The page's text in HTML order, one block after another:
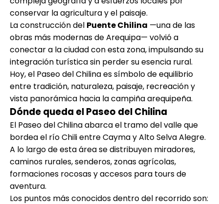
conservar la agricultura y el paisaje.
La construcción del Puente Chilina —una de las
obras más modernas de Arequipa— volvió a
conectar a la ciudad con esta zona, impulsando su
integración turística sin perder su esencia rural.
Hoy, el Paseo del Chilina es símbolo de equilibrio
entre tradición, naturaleza, paisaje, recreación y
vista panorámica hacia la campiña arequipeña.
Dónde queda el Paseo del Chilina
El Paseo del Chilina abarca el tramo del valle que
bordea el río Chili entre Cayma y Alto Selva Alegre.
A lo largo de esta área se distribuyen miradores,
caminos rurales, senderos, zonas agrícolas,
formaciones rocosas y accesos para tours de
aventura.
Los puntos más conocidos dentro del recorrido son: